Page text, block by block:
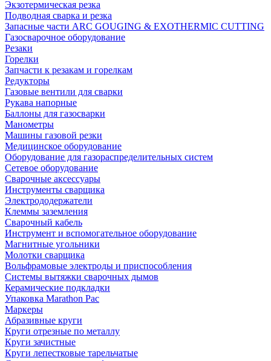
Экзотермическая резка
Подводная сварка и резка
Запасные части ARC GOUGING & EXOTHERMIC CUTTING
Газосварочное оборудование
Резаки
Горелки
Запчасти к резакам и горелкам
Редукторы
Газовые вентили для сварки
Рукава напорные
Баллоны для газосварки
Манометры
Машины газовой резки
Медицинское оборудование
Оборудование для газораспределительных систем
Сетевое оборудование
Сварочные аксессуары
Инструменты сварщика
Электрододержатели
Клеммы заземления
Сварочный кабель
Инструмент и вспомогательное оборудование
Магнитные угольники
Молотки сварщика
Вольфрамовые электроды и приспособления
Системы вытяжки сварочных дымов
Керамические подкладки
Упаковка Marathon Pac
Маркеры
Абразивные круги
Круги отрезные по металлу
Круги зачистные
Круги лепестковые тарельчатые